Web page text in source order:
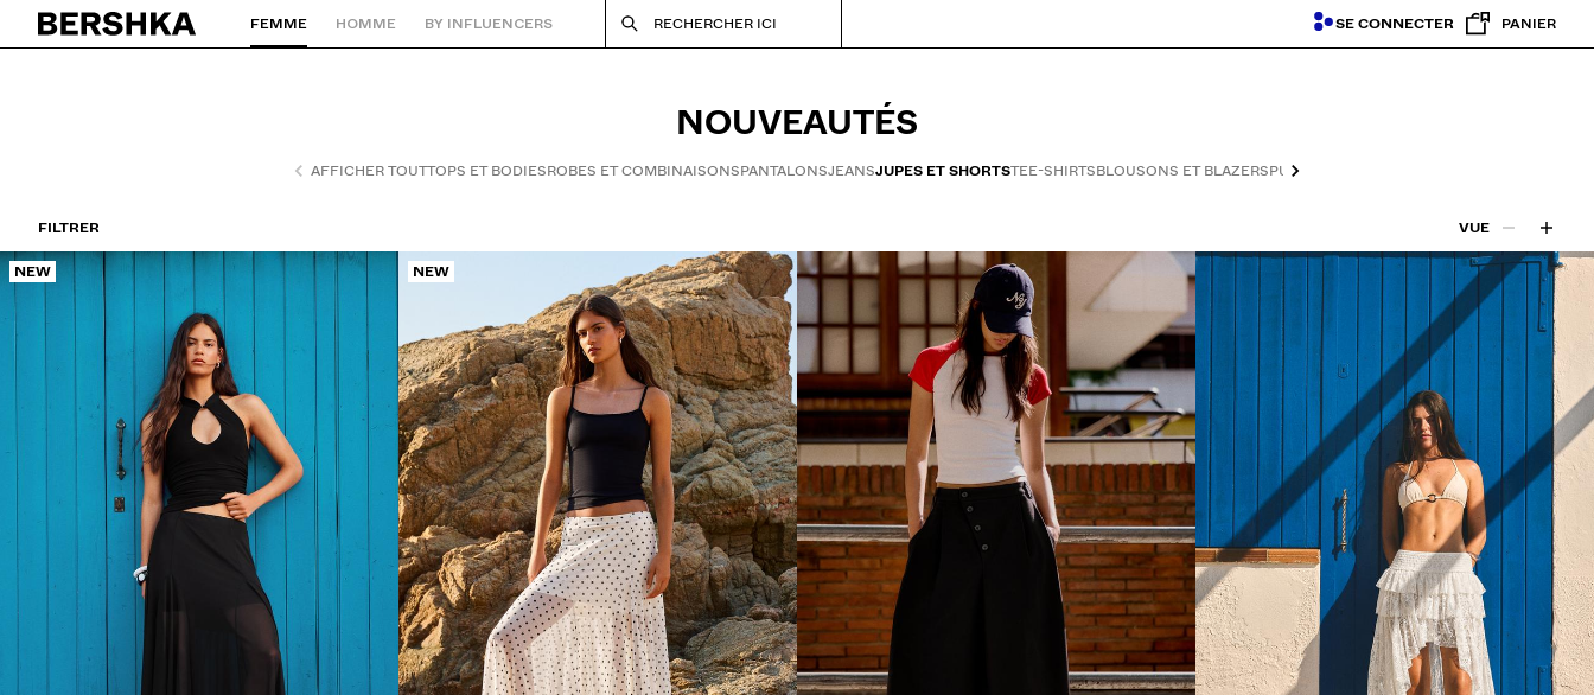
Retourner à la page d'accueil
FEMME HOMME BY INFLUENCERS RECHERCHER ICI SE CONNECTER PANIER
NOUVEAUTÉS
AFFICHER TOUTTOPS ET BODIESROBES ET COMBINAISONSPANTALONSJEANSJUPES ET SHORTSTEE-SHIRTSBLOUSONS ET BLAZERSPULLS ET VESTES
FILTRER VUE
NEW NEW